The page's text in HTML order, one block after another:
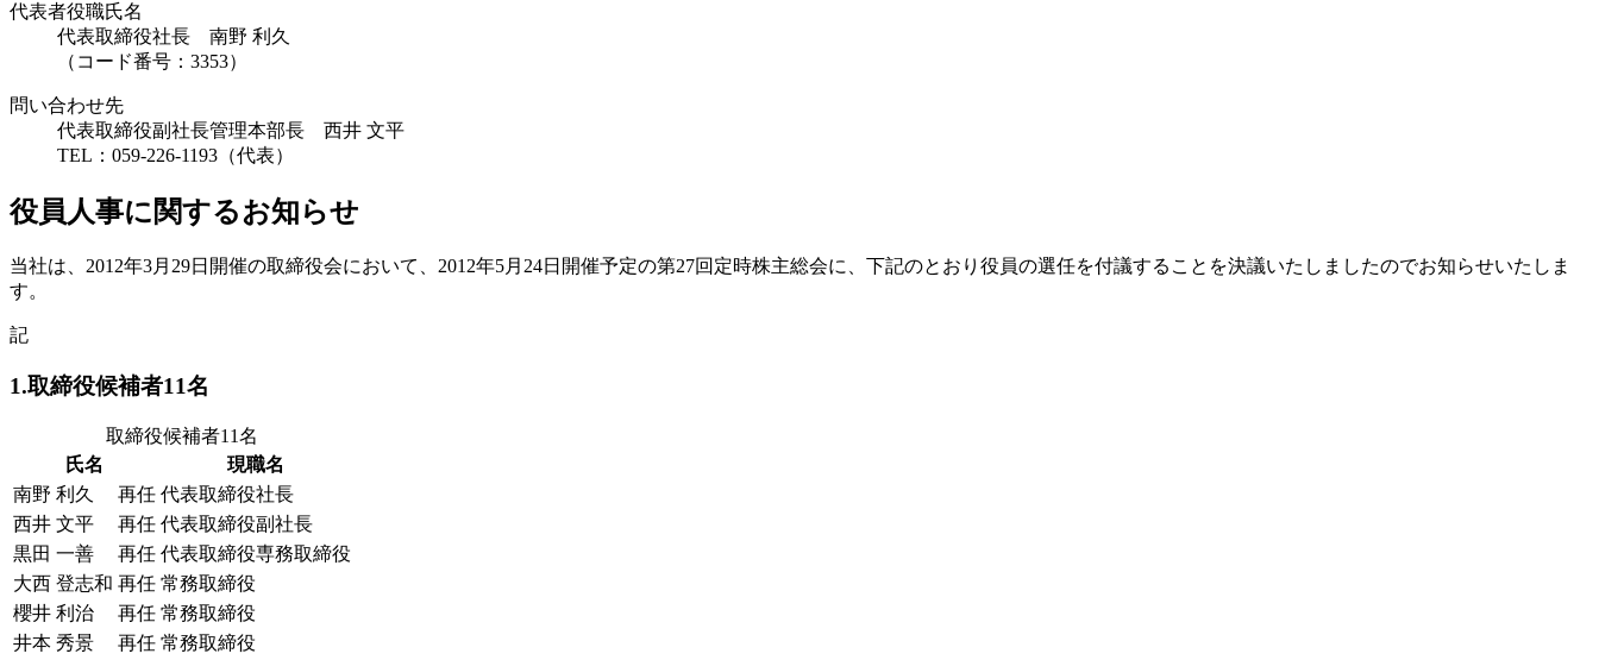
代表者役職氏名
代表取締役社長 南野 利久
（コード番号：3353）
問い合わせ先
代表取締役副社長管理本部長 西井 文平
TEL：059-226-1193（代表）
役員人事に関するお知らせ
当社は、2012年3月29日開催の取締役会において、2012年5月24日開催予定の第27回定時株主総会に、下記のとおり役員の選任を付議することを決議いたしましたのでお知らせいたしま
す。
記
1.取締役候補者11名
取締役候補者11名
氏名
現職名
南野 利久
再任 代表取締役社長
西井 文平
再任 代表取締役副社長
黒田 一善
再任 代表取締役専務取締役
大西 登志和 再任 常務取締役
櫻井 利治
再任 常務取締役
井本 秀景
再任 常務取締役